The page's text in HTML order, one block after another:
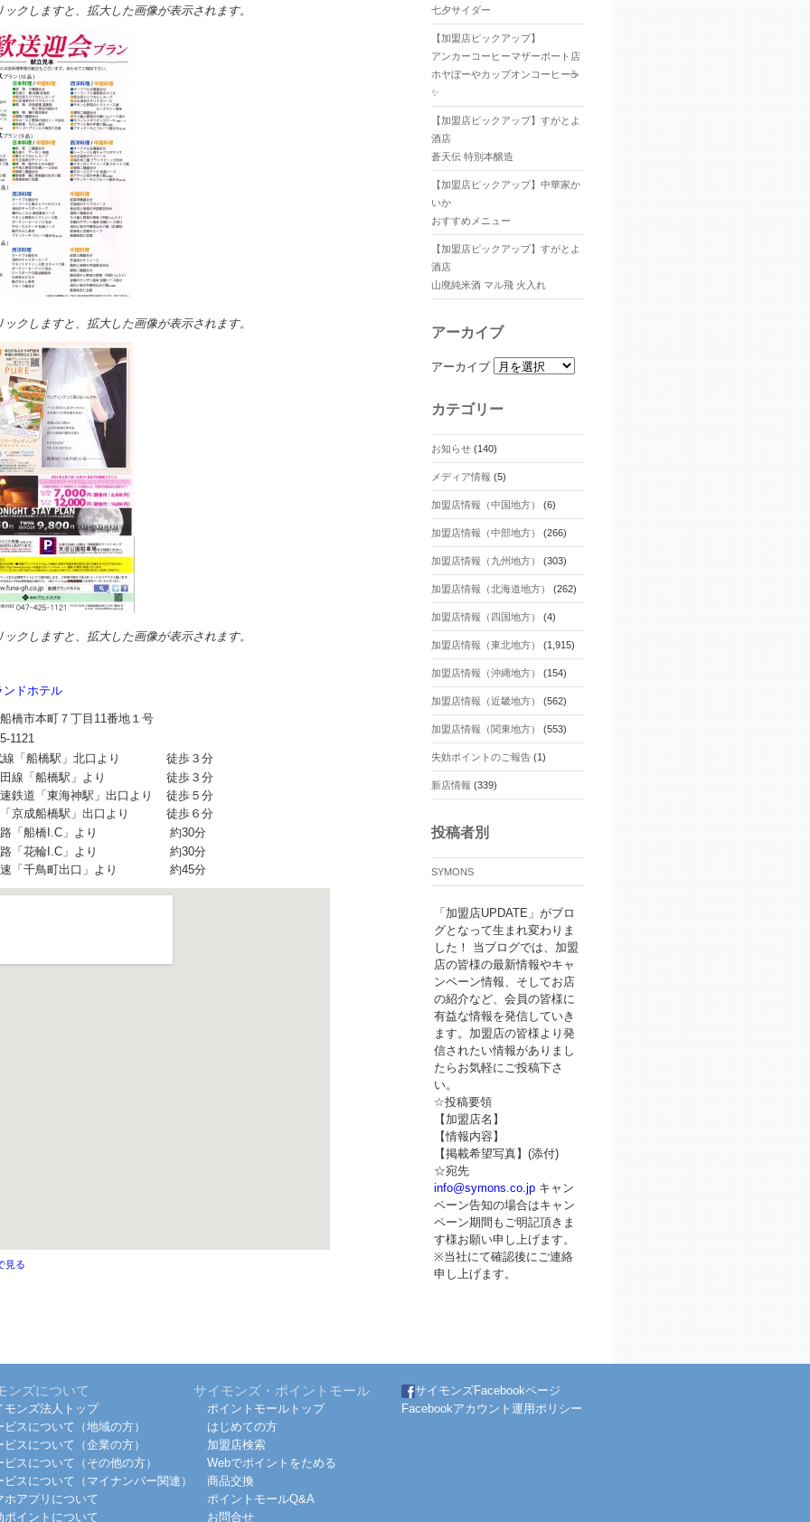
クしますと、拡大した画像が表示されます。
クしますと、拡大した画像が表示されます。
クしますと、拡大した画像が表示されます。
ドホテル
橋市本町７丁目11番地１号
1121
「船橋駅」北口より
徒歩３分
線「船橋駅」より
徒歩３分
鉄道「東海神駅」出口より
徒歩５分
京成船橋駅」出口より
徒歩６分
「船橋I.C」より
約30分
「花輪I.C」より
約30分
「千鳥町出口」より
約45分
見る
七夕サイダー
【加盟店ピックアップ】
アンカーコーヒーマザーポート店
ホヤぼーやカップオンコーヒー☕
✨
【加盟店ピックアップ】すがとよ
酒店
蒼天伝 特別本醸造
【加盟店ピックアップ】中華家か
いか
おすすめメニュー
【加盟店ピックアップ】すがとよ
酒店
山廃純米酒 マル飛 火入れ
アーカイブ
アーカイブ
カテゴリー
お知らせ(140)
メディア情報 (5)
加盟店情報（中国地方） (6)
加盟店情報（中部地方） (266)
加盟店情報（九州地方） (303)
加盟店情報（北海道地方） (262)
加盟店情報（四国地方） (4)
加盟店情報（東北地方） (1,915)
加盟店情報（沖縄地方） (154)
加盟店情報（近畿地方） (562)
加盟店情報（関東地方） (553)
失効ポイントのご報告(1)
新店情報 (339)
投稿者別
SYMONS
「加盟店UPDATE」がブロ
グとなって生まれ変わりま
した！ 当ブログでは、加盟
店の皆様の最新情報やキャ
ンペーン情報、そしてお店
の紹介など、会員の皆様に
有益な情報を発信していき
ます。加盟店の皆様より発
信されたい情報がありまし
たらお気軽にご投稿下さ
い。
☆投稿要領
【加盟店名】
【情報内容】
【掲載希望写真】(添付)
☆宛先
info@symons.co.jpキャン
ペーン告知の場合はキャン
ペーン期間もご明記頂きま
す様お願い申し上げます。
※当社にて確認後にご連絡
申し上げます。
ンズについて
モンズ法人トップ
ビスについて（地域の方）
ビスについて（企業の方）
ビスについて（その他の方）
ビスについて（マイナンバー関連）
ホアプリについて
ポイントについて
サイモンズ・ポイントモール
ポイントモールトップ
はじめての方
加盟店検索
Webでポイントをためる
商品交換
ポイントモールQ&A
お問合せ
サイモンズFacebookページ
Facebookアカウント運用ポリシー